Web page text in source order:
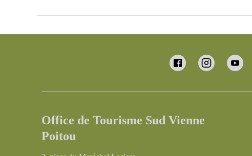
Office de Tourisme Sud Vienne
Poitou